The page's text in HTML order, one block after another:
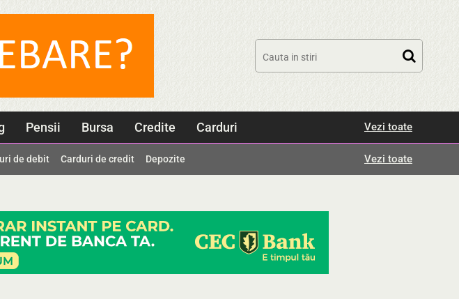
Pensii Bursa Credite Carduri Vezi toate
de debit Carduri de credit Depozite Vezi toate